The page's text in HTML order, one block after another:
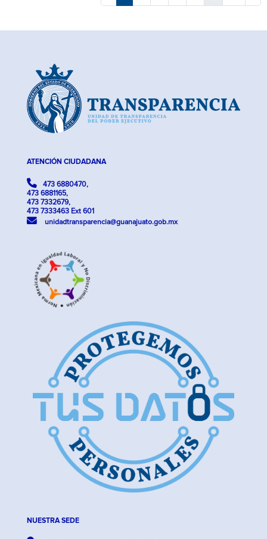
ATENCIÓN CIUDADANA
473 6880470,
473 6881165,
473 7332679,
473 7333463 Ext 601
unidadtransparencia@guanajuato.gob.mx
NUESTRA SEDE